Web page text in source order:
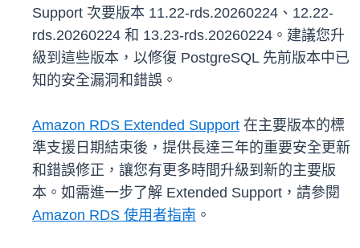
Support 次要版本 11.22-rds.20260224、12.22-
rds.20260224 和 13.23-rds.20260224。建議您升
級到這些版本，以修復 PostgreSQL 先前版本中已
知的安全漏洞和錯誤。
Amazon RDS Extended Support 在主要版本的標
準支援日期結束後，提供長達三年的重要安全更新
和錯誤修正，讓您有更多時間升級到新的主要版
本。如需進一步了解 Extended Support，請參閱
Amazon RDS 使用者指南 。